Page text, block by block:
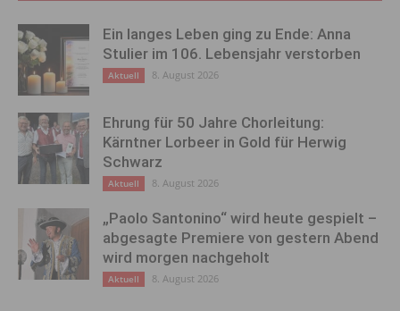
Ein langes Leben ging zu Ende: Anna
Stulier im 106. Lebensjahr verstorben
Aktuell 8. August 2026
Ehrung für 50 Jahre Chorleitung:
Kärntner Lorbeer in Gold für Herwig
Schwarz
Aktuell 8. August 2026
„Paolo Santonino“ wird heute gespielt –
abgesagte Premiere von gestern Abend
wird morgen nachgeholt
Aktuell 8. August 2026